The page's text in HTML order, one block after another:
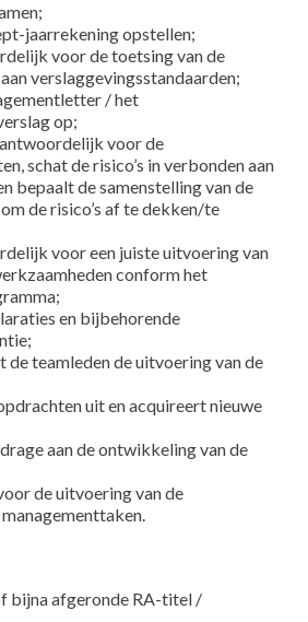
jaarrekening opstellen;
voor de toetsing van de
verslaggevingsstandaarden;
/ het
op;
voor de
schat de risico’s in verbonden aan
bepaalt de samenstelling van de
de risico’s af te dekken/te
voor een juiste uitvoering van
conform het
en bijbehorende
de teamleden de uitvoering van de
uit en acquireert nieuwe
aan de ontwikkeling van de
de uitvoering van de
bijna afgeronde RA-titel /